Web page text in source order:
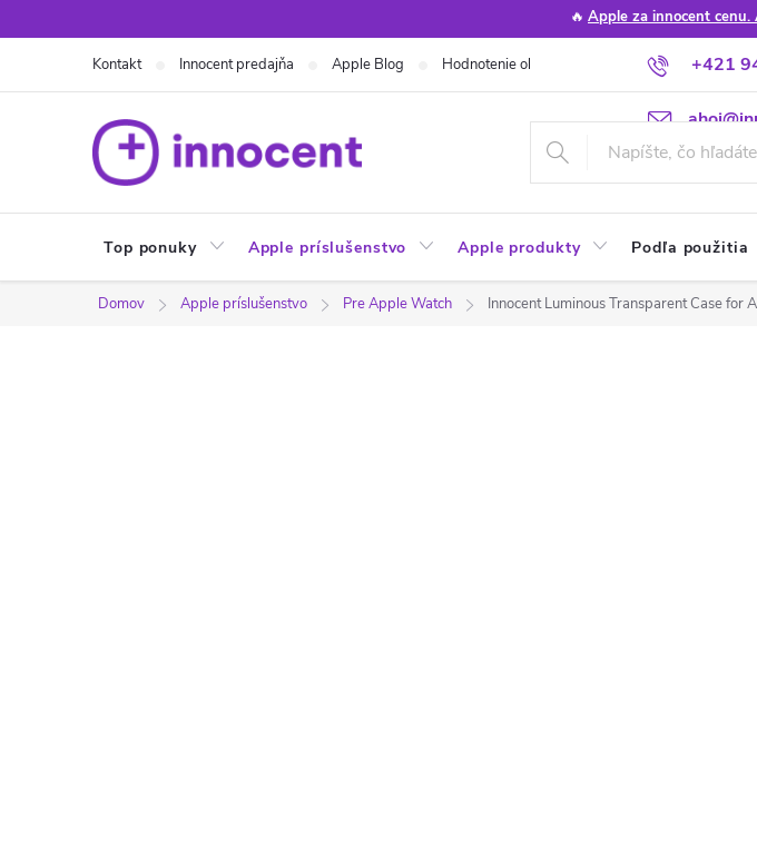
na
🔥 Apple za innocent
+421
Kontakt Innocent predajňa Apple Blog Hodnotenie obchodu Poradňa Apple
Top ponuky Apple príslušenstvo Apple produkty Podľa použitia
Domov Apple príslušenstvo Pre Apple Watch Innocent Luminous Transparent Case